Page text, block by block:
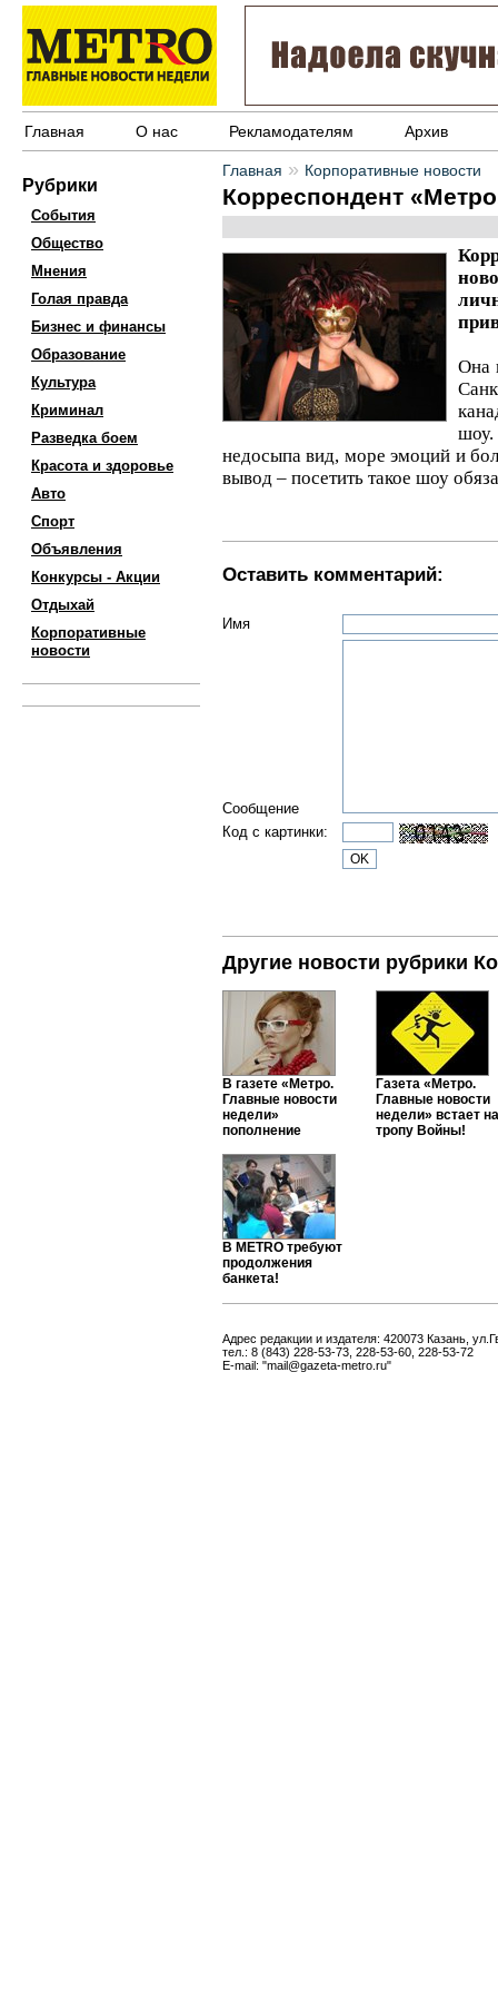
Главная О нас Рекламодателям Архив
Рубрики
События
Общество
Мнения
Голая правда
Бизнес и финансы
Образование
Культура
Криминал
Разведка боем
Красота и здоровье
Авто
Спорт
Объявления
Конкурсы - Акции
Отдыхай
Корпоративные
новости
Главная » Корпоративные новости
Корреспондент
Она
недосыпа вид, море эмоций и
вывод – посетить такое шоу
Оставить комментарий:
Имя
Сообщение
Код с картинки:
Другие новости рубрики
В газете «Метро.
Главные новости
недели»
пополнение
Газета «Метро.
Главные новости
недели» встает на
тропу Войны!
В METRO требуют
продолжения
банкета!
Адрес редакции и издателя: 420073 Казань,
тел.: 8 (843) 228-53-73, 228-53-60, 228-53-72
E-mail: "mail@gazeta-metro.ru"